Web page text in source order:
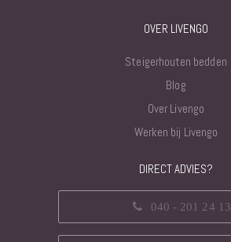
OVER LIVENGO
Steigerhouten bedden
Blog
Over Livengo
Werken bij Livengo
DIRECT ADVIES?
040 - 201 24 13